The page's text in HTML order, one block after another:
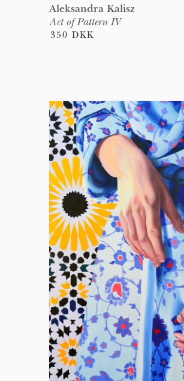
Aleksandra Kalisz
Act of Pattern IV
350 DKK